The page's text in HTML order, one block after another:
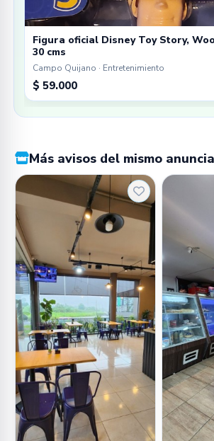
Figura oficial Disney Toy Story,
30 cms
Campo Quijano · Entretenimiento
$ 59.000
Más avisos del mismo